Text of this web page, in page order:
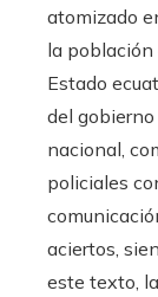
atomizado
la población
Estado
del
nacional,
policiales
aciertos,
este texto,